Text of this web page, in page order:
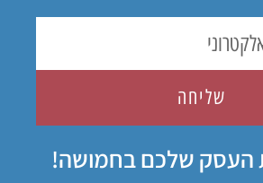
שליחה
העסק שלכם בחמושה!